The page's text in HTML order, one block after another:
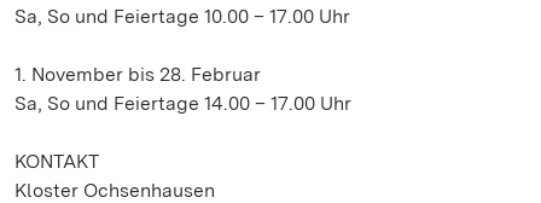
Sa, So und Feiertage 10.00 – 17.00 Uhr
1. November bis 28. Februar
Sa, So und Feiertage 14.00 – 17.00 Uhr
KONTAKT
Kloster Ochsenhausen